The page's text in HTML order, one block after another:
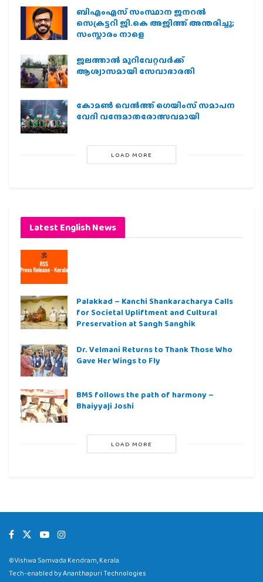
ബിഎംഎസ് സംസ്ഥാന ജനറൽ
സെക്രട്ടറി ജി.കെ അജിത്ത് അന്തരിച്ചു;
സംസ്കാരം നാളെ
ജലത്താല്‍ മുറിവേറ്റവര്‍ക്ക്
ആശ്വാസമായി സേവാഭാരതി
കോമൺ വെൽത്ത് ഗെയിംസ് സമാപന
വേദി വന്ദേമാതരോത്സവമായി
LOAD MORE
Latest English News
Palakkad – Kanchi Shankaracharya Calls
for Societal Upliftment and Cultural
Preservation at Sangh Sanghik
Dr. Velmani Returns to Thank Those Who
Gave Her Wings to Fly
BMS follows the path of harmony –
Bhaiyyaji Joshi
LOAD MORE
©Vishwa Samvada Kendram, Kerala.
Tech-enabled byAnanthapuri Technologies